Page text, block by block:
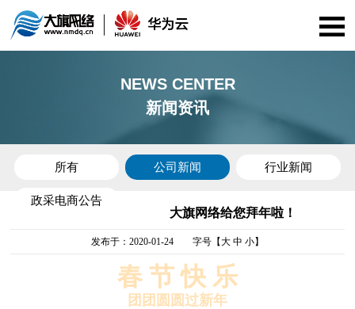
公司介绍
资质证书
服务项目
华为云
NEWS CENTER
新闻资讯
所有 公司新闻 行业新闻
政采电商公告
大旗网络给您拜年啦！
发布于：2020-01-24 字号【大 中 小】
春 节 快 乐
团团圆圆过新年